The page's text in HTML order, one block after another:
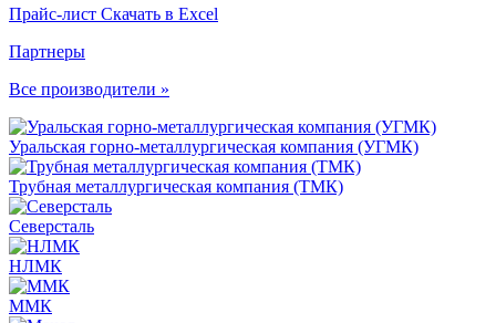
Прайс-лист Скачать в Excel
Партнеры
Все производители »
Уральская горно-металлургическая компания (УГМК)
Трубная металлургическая компания (ТМК)
Северсталь
НЛМК
ММК